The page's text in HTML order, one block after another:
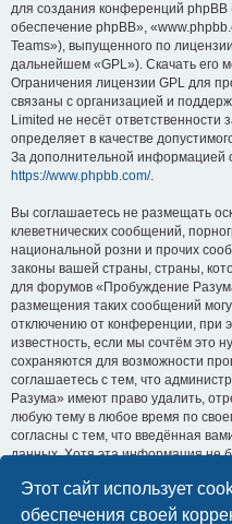
Этот сайт использует
обеспечения своей
для создания конференций
обеспечение phpBB»,
Teams»), выпущенного по
дальнейшем «GPL»). Скачать его
Ограничения лицензии GPL для
связаны с организацией и
Limited не несёт
определяет в качестве
За дополнительной информацией
https://www.phpbb.com/.
Вы соглашаетесь не размещать
клеветнических сообщений,
национальной розни и прочих
законы вашей страны, страны,
для форумов «Пробуждение
размещения таких сообщений
отключению от конференции, при
известность, если мы сочтём это
сохраняются для возможности
соглашаетесь с тем, что
Разума» имеют право удалить,
любую тему в любое время по
согласны с тем, что введённая
данных. Хотя эта информация не
вашего разрешения, ни
Разума», ни phpBB Limited не
хакеров, которые могут привести